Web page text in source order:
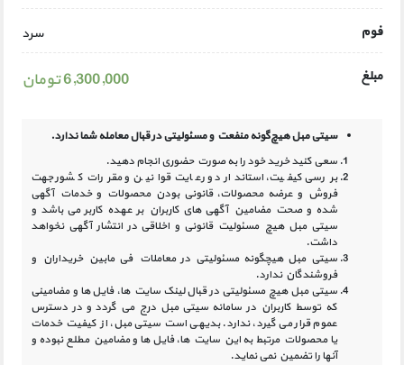
فوم سرد
مبلغ 6,300,000 تومان
سیتی مبل هیچ‌گونه منفعت و مسئولیتی درقبال معامله شما ندارد.
سعی کنید خرید خود را به صورت حضوری انجام دهید.
بررسی کیفیت، استاندارد و رعایت قوانین و مقررات کشور جهت
فروش و عرضه محصولات، قانونی بودن محصولات و خدمات آگهی
شده و صحت مضامین آگهی‏ های کاربران بر عهده کاربر می باشد و
سیتی مبل هیچ مسئولیت قانونی و اخلاقی در انتشار آگهی نخواهد
داشت.
سیتی مبل هیچگونه مسئولیتی در معاملات فی مابین خریداران و
فروشندگان ندارد.
سیتی مبل هیچ مسئولیتی در قبال لینک‏ سایت ‏ها، فایل ‏ها و مضامینی
که توسط کاربران در سامانه‏ سیتی مبل درج می گردد و در دسترس
عموم قرار می گیرد، ندارد. بدیهی است سیتی مبل، از کیفیت خدمات
یا محصولات مرتبط به این سایت‏ ها، فایل ها و مضامین مطلع نبوده و
آنها را تضمین نمی نماید.